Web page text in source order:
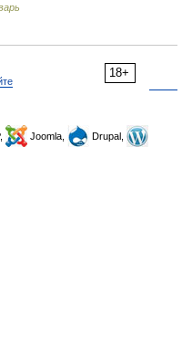
18+
Joomla,
Drupal,